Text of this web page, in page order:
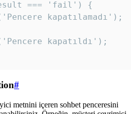
=== 'fail') {
kapatılamadı');
kapatıldı');
#
metnini içeren sohbet penceresini